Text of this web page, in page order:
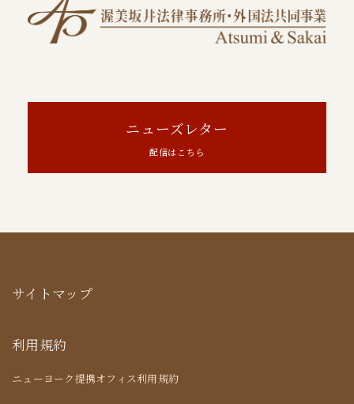
ニューズレター
配信はこちら
サイトマップ
利用規約
ニューヨーク提携オフィス利用規約